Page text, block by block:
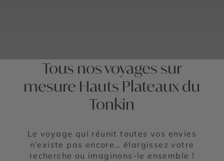
Tous nos voyages sur
mesure Hauts Plateaux du
Tonkin
Le voyage qui réunit toutes vos envies
n’existe pas encore… élargissez votre
recherche ou imaginons-le ensemble !